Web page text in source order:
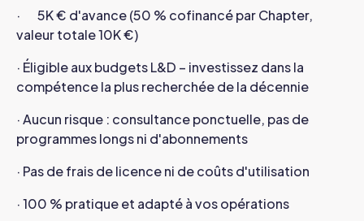
· 5K € d'avance (50 % cofinancé par Chapter,
valeur totale 10K €)
· Éligible aux budgets L&D – investissez dans la
compétence la plus recherchée de la décennie
· Aucun risque : consultance ponctuelle, pas de
programmes longs ni d'abonnements
· Pas de frais de licence ni de coûts d'utilisation
· 100 % pratique et adapté à vos opérations